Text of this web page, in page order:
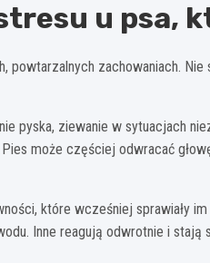
u psa,
zachowaniach. Nie
pyska, ziewanie w sytuacjach
może częściej odwracać
które wcześniej sprawiały
Inne reagują odwrotnie i